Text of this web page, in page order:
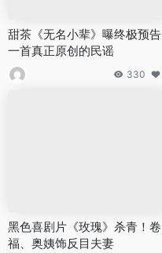
甜茶《无名小辈》曝终极预告
一首真正原创的民谣
330
黑色喜剧片《玫瑰》杀青！卷
福、奥姨饰反目夫妻